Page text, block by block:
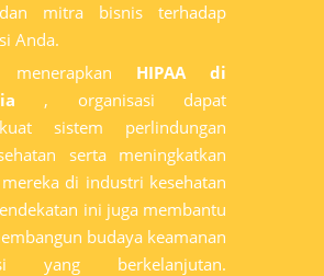
mitra bisnis terhadap
Anda.
menerapkan HIPAA di
, organisasi dapat
sistem perlindungan
serta meningkatkan
di industri kesehatan
ini juga membantu
budaya keamanan
yang berkelanjutan.